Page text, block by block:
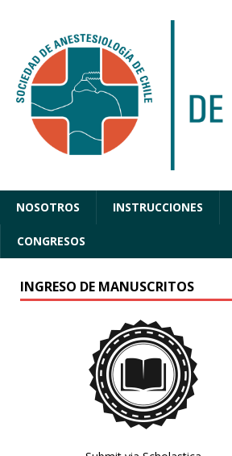
NOSOTROS INSTRUCCIONES
CONGRESOS
INGRESO DE MANUSCRITOS